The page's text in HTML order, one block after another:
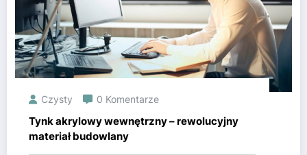
Czysty 0 Komentarze
Tynk akrylowy wewnętrzny – rewolucyjny
materiał budowlany